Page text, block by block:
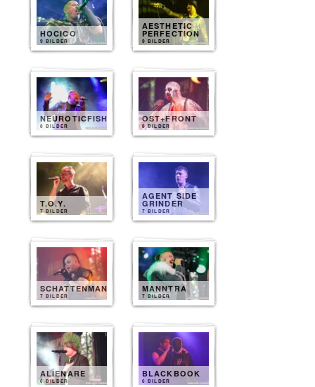
HOCICO
9 BILDER
AESTHETIC
PERFECTION
9 BILDER
NEUROTICFISH
8 BILDER
OST+FRONT
8 BILDER
T.O.Y.
7 BILDER
AGENT SIDE
GRINDER
7 BILDER
SCHATTENMANN
7 BILDER
MANNTRA
7 BILDER
ALIENARE
6 BILDER
BLACKBOOK
6 BILDER